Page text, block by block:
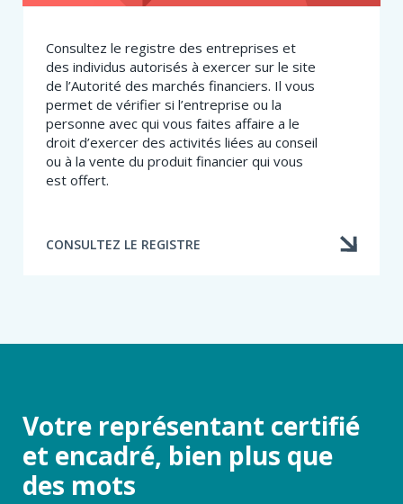
Consultez le registre des entreprises et
des individus autorisés à exercer sur le site
de l’Autorité des marchés financiers. Il vous
permet de vérifier si l’entreprise ou la
personne avec qui vous faites affaire a le
droit d’exercer des activités liées au conseil
ou à la vente du produit financier qui vous
est offert.
CONSULTEZ LE REGISTRE
Votre représentant certifié
et encadré, bien plus que
des mots​